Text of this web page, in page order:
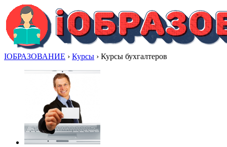
IОБРАЗОВАНИЕ › Курсы › Курсы бухгалтеров